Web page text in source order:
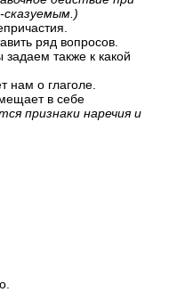
сказуемым.)
ряд вопросов.
задаем также к какой
нам о глаголе.
в себе
признаки наречия и